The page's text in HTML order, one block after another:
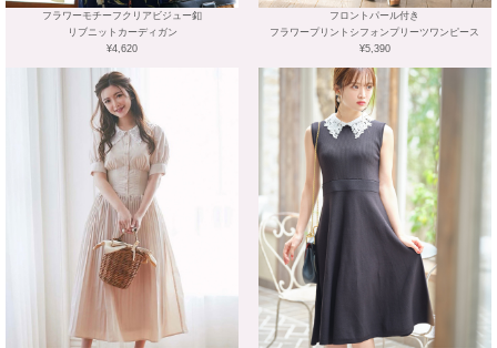
フラワーモチーフクリアビジュー釦
リブニットカーディガン
¥4,620
フロントパール付き
フラワープリントシフォンプリーツワンピース
¥5,390